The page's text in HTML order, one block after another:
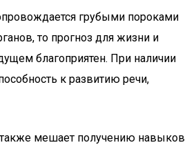
грубыми пороками
то прогноз для жизни и
благоприятен. При наличии
к развитию речи,
мешает получению навыков